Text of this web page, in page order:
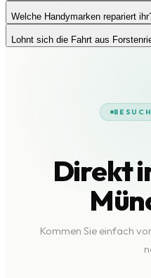
Welche Handymarken repariert
Lohnt sich die Fahrt aus
Direkt
Kommen Sie einfach